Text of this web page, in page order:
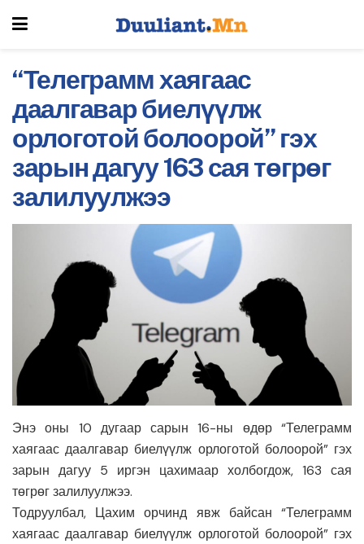
“Телеграмм хаягаас
даалгавар биелүүлж
орлоготой болоорой” гэх
зарын дагуу 163 сая төгрөг
залилуулжээ
Энэ оны 10 дугаар сарын 16-ны өдөр “Телеграмм
хаягаас даалгавар биелүүлж орлоготой болоорой” гэх
зарын дагуу 5 иргэн цахимаар холбогдож, 163 сая
төгрөг залилуулжээ.
Тодруулбал, Цахим орчинд явж байсан “Телеграмм
хаягаас даалгавар биелүүлж орлоготой болоорой” гэх